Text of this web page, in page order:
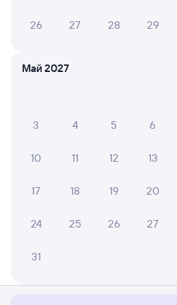
Мы используем cookies для
26 27 28 29
Май 2027
3 4 5 6
10 11 12 13
17 18 19 20
24 25 26 27
31